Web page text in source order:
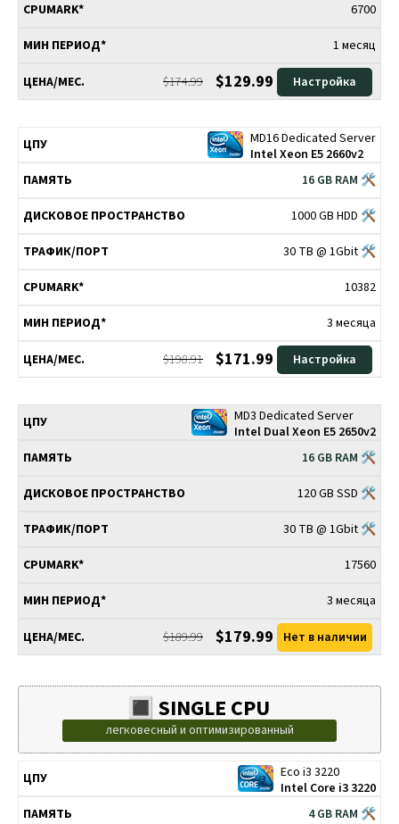
6700
1 месяц
$174.99 $129.99 Настройка
MD16 Dedicated Server
Intel Xeon E5 2660v2
16 GB RAM 🛠
1000 GB HDD 🛠
30 TB @ 1Gbit 🛠
10382
3 месяца
$198.91 $171.99 Настройка
MD3 Dedicated Server
Intel Dual Xeon E5 2650v2
16 GB RAM 🛠
120 GB SSD 🛠
30 TB @ 1Gbit 🛠
17560
3 месяца
$189.99 $179.99 Нет в наличии
🔳 SINGLE CPU
легковесный и оптимизированный
ЦПУ
ТРАФИК/
ПОРТ
CPUMARK*
ПЕРИОД*
Eco i3 3220
Intel Core i3 3220
4 GB RAM 🛠